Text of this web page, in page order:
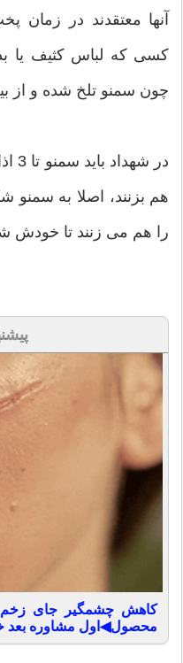
آنها معتقدند در زمان
کسی که لباس کثیف یا بدن
چون سمنو تلخ شده و از
هم بزنند، اصلا به سمنو
را هم می زنند تا خودش
محصول◀اول مشاوره بعد